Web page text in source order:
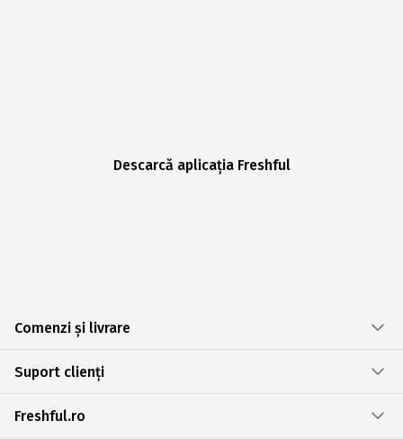
Descarcă aplicația Freshful
Comenzi și livrare
Suport clienți
Freshful.ro